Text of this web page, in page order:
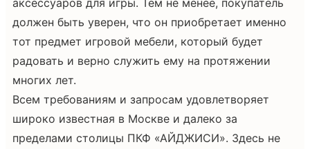
должен быть уверен, что он приобретает именно
тот предмет игровой мебели, который будет
радовать и верно служить ему на протяжении
многих лет.
Всем требованиям и запросам удовлетворяет
широко известная в Москве и далеко за
пределами столицы ПКФ «АЙДЖИСИ». Здесь не